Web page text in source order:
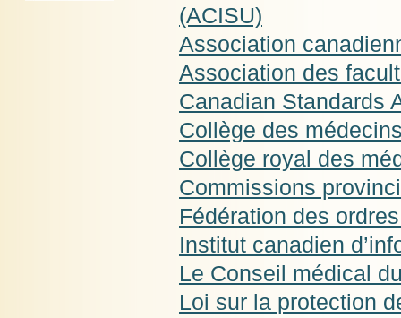
(ACISU)
Association
Association des
Canadian Standards
Collège des
Collège royal des
Commissions
Fédération des
Institut canadien
Le Conseil médical
Loi sur la protection